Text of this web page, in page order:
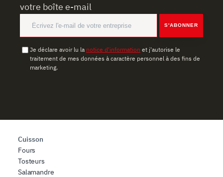
votre boîte e-mail
S'ABONNER
Je déclare avoir lu la notice d'information et j'autorise le
traitement de mes données à caractère personnel à des fins de
marketing.
Cuisson
Fours
Tosteurs
Salamandre